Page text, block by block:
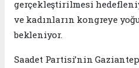
gerçekleştirilmesi
ve kadınların kongreye
bekleniyor.
Saadet Partisi’nin